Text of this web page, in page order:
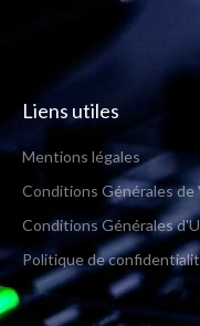
Liens utiles
Mentions légales
Conditions Générales de
Conditions Générales
Politique de